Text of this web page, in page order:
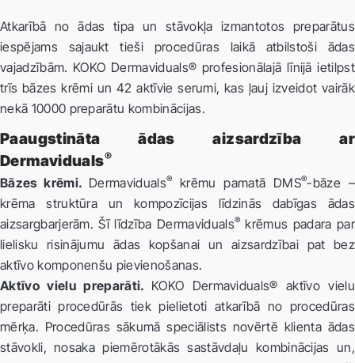
Atkarībā no ādas tipa un stāvokļa izmantotos preparātus
iespējams sajaukt tieši procedūras laikā atbilstoši ādas
vajadzībām. KOKO Dermaviduals® profesionālajā līnijā ietilpst
trīs bāzes krēmi un 42 aktīvie serumi, kas ļauj izveidot vairāk
nekā 10000 preparātu kombinācijas.
Paaugstināta ādas aizsardzība ar
Dermaviduals®
Bāzes krēmi. Dermaviduals®krēmu pamatā DMS®-bāze –
krēma struktūra un kompozīcijas līdzinās dabīgas ādas
aizsargbarjerām. Šī līdzība Dermaviduals®krēmus padara par
lielisku risinājumu ādas kopšanai un aizsardzībai pat bez
aktīvo komponenšu pievienošanas.
Aktīvo vielu preparāti. KOKO Dermaviduals® aktīvo vielu
preparāti procedūrās tiek pielietoti atkarībā no procedūras
mērķa. Procedūras sākumā speciālists novērtē klienta ādas
stāvokli, nosaka piemērotākās sastāvdaļu kombinācijas un,